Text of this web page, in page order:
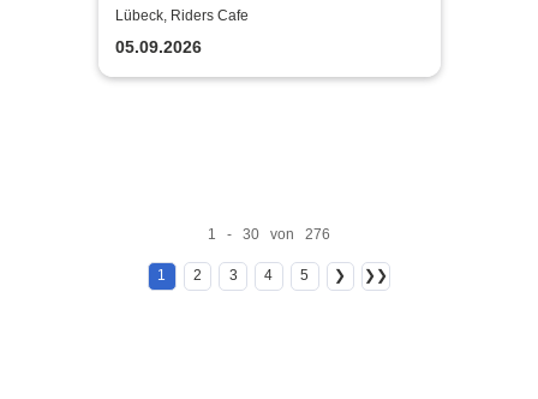
Lübeck, Riders Cafe
05.09.2026
1 - 30 von 276
1 2 3 4 5 ❯ ❯❯